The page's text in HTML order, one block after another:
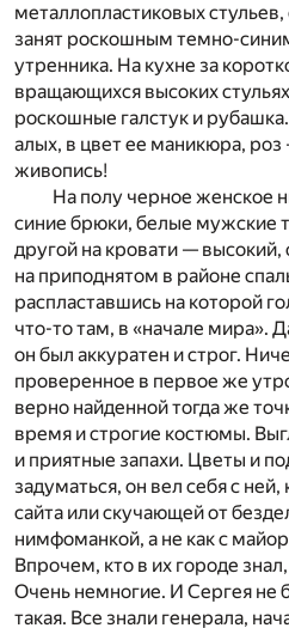
металлопластиковых
занят роскошным темно-
утренника. На кухне за
вращающихся высоких
роскошные галстук и
алых, в цвет ее маникюра,
живопись!
На полу черное женское
синие брюки, белые мужские
другой на кровати —
на приподнятом в районе
распластавшись на которой
что-то там, в «начале мира».
он был аккуратен и строг.
проверенное в первое же
верно найденной тогда же
время и строгие костюмы.
и приятные запахи. Цветы и
задуматься, он вел себя с
сайта или скучающей от
нимфоманкой, а не как с
Впрочем, кто в их городе
Очень немногие. И Сергея не
такая. Все знали генерала,